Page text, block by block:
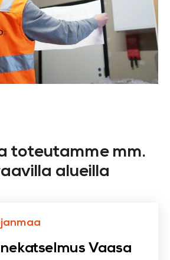
toteutamme mm.
alueilla
Vaasa